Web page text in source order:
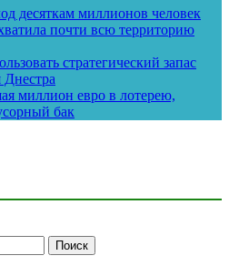
десяткам миллионов человек
почти всю территорию
стратегический запас
Днестра
миллион евро в лотерею,
бак